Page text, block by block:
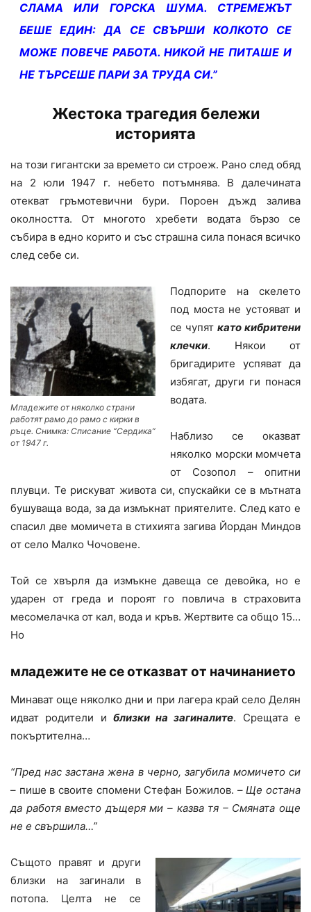
СЛАМА ИЛИ ГОРСКА ШУМА. СТРЕМЕЖЪТ
БЕШЕ ЕДИН: ДА СЕ СВЪРШИ КОЛКОТО СЕ
МОЖЕ ПОВЕЧЕ РАБОТА. НИКОЙ НЕ ПИТАШЕ И
НЕ ТЪРСЕШЕ ПАРИ ЗА ТРУДА СИ.”
Жестока трагедия бележи
историята
на този гигантски за времето си строеж. Рано след обяд
на 2 юли 1947 г. небето потъмнява. В далечината
отекват гръмотевични бури. Пороен дъжд залива
околността. От многото хребети водата бързо се
събира в едно корито и със страшна сила понася всичко
след себе си.
Младежите от няколко страни
работят рамо до рамо с кирки в
ръце. Снимка: Списание “Сердика”
от 1947 г.
Подпорите на скелето
под моста не устояват и
се чупят като кибритени
клечки. Някои от
бригадирите успяват да
избягат, други ги понася
водата.
Наблизо се оказват
няколко морски момчета
от Созопол – опитни
плувци. Те рискуват живота си, спускайки се в мътната
бушуваща вода, за да измъкнат приятелите. След като е
спасил две момичета в стихията загива Йордан Миндов
от село Малко Чочовене.
Той се хвърля да измъкне давеща се девойка, но е
ударен от греда и пороят го повлича в страховита
месомелачка от кал, вода и кръв. Жертвите са общо 15…
Но
младежите не се отказват от начинанието
Минават още няколко дни и при лагера край село Делян
идват родители и близки на загиналите. Срещата е
покъртителна…
“Пред нас застана жена в черно, загубила момичето си
– пише в своите спомени Стефан Божилов. –Ще остана
да работя вместо дъщеря ми – казва тя – Смяната още
не е свършила…”
Същото правят и други
близки на загинали в
потопа. Целта не се